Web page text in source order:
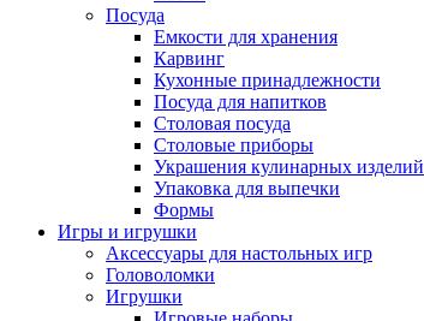
Посуда
Емкости для хранения
Карвинг
Кухонные принадлежности
Посуда для напитков
Столовая посуда
Столовые приборы
Украшения кулинарных изделий
Упаковка для выпечки
Формы
Игры и игрушки
Аксессуары для настольных игр
Головоломки
Игрушки